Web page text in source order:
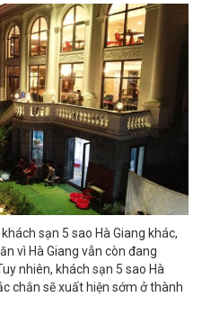
sạn 5 sao Hà Giang khác,
vì Hà Giang vẫn còn đang
nhiên, khách sạn 5 sao Hà
chắn sẽ xuất hiện sớm ở thành